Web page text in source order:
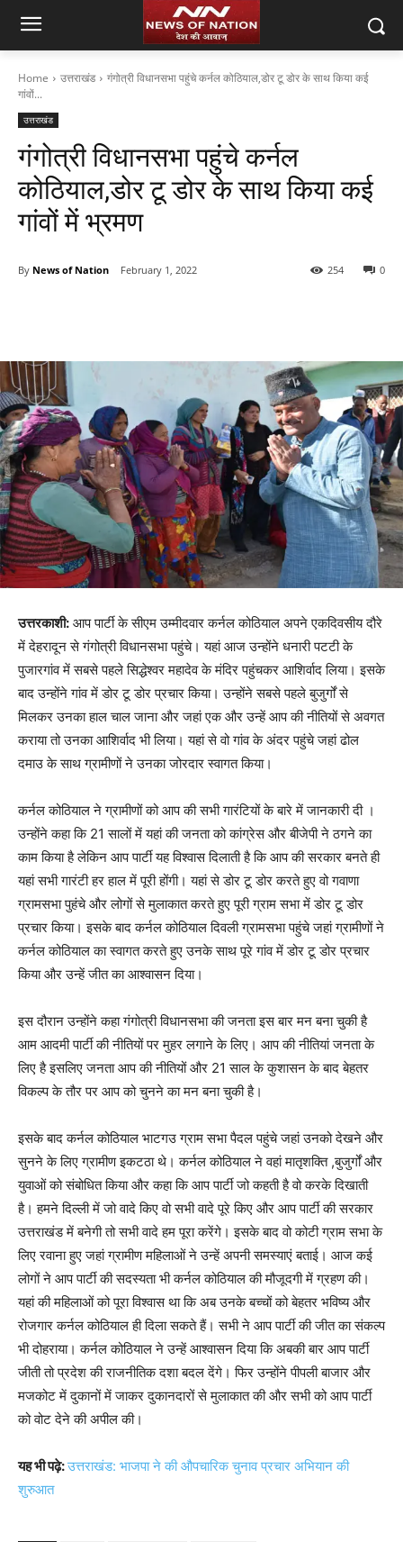
Home उत्तराखंड
गंगोत्री विधानसभा पहुंचे कर्नल कोठियाल,डोर टू डोर के साथ किया कई
गांवों...
उत्तराखंड
गंगोत्री विधानसभा पहुंचे कर्नल
कोठियाल,डोर टू डोर के साथ किया कई
गांवों में भ्रमण
By News of Nation February 1, 2022 0
254
उत्तरकाशी: आप पार्टी के सीएम उम्मीदवार कर्नल कोठियाल अपने एकदिवसीय दौरे
में देहरादून से गंगोत्री विधानसभा पहुंचे। यहां आज उन्होंने धनारी पटटी के
पुजारगांव में सबसे पहले सिद्धेश्वर महादेव के मंदिर पहुंचकर आशिर्वाद लिया। इसके
बाद उन्होंने गांव में डोर टू डोर प्रचार किया। उन्होंने सबसे पहले बुजुर्गों से
मिलकर उनका हाल चाल जाना और जहां एक और उन्हें आप की नीतियों से अवगत
कराया तो उनका आशिर्वाद भी लिया। यहां से वो गांव के अंदर पहुंचे जहां ढोल
दमाउ के साथ ग्रामीणों ने उनका जोरदार स्वागत किया।
कर्नल कोठियाल ने ग्रामीणों को आप की सभी गारंटियों के बारे में जानकारी दी ।
उन्होंने कहा कि 21 सालों में यहां की जनता को कांग्रेस और बीजेपी ने ठगने का
काम किया है लेकिन आप पार्टी यह विश्वास दिलाती है कि आप की सरकार बनते ही
यहां सभी गारंटी हर हाल में पूरी होंगी। यहां से डोर टू डोर करते हुए वो गवाणा
ग्रामसभा पुहंचे और लोगों से मुलाकात करते हुए पूरी ग्राम सभा में डोर टू डोर
प्रचार किया। इसके बाद कर्नल कोठियाल दिवली ग्रामसभा पहुंचे जहां ग्रामीणों ने
कर्नल कोठियाल का स्वागत करते हुए उनके साथ पूरे गांव में डोर टू डोर प्रचार
किया और उन्हें जीत का आश्वासन दिया।
इस दौरान उन्होंने कहा गंगोत्री विधानसभा की जनता इस बार मन बना चुकी है
आम आदमी पार्टी की नीतियों पर मुहर लगाने के लिए। आप की नीतियां जनता के
लिए है इसलिए जनता आप की नीतियों और 21 साल के कुशासन के बाद बेहतर
विकल्प के तौर पर आप को चुनने का मन बना चुकी है।
इसके बाद कर्नल कोठियाल भाटगउ ग्राम सभा पैदल पहुंचे जहां उनको देखने और
सुनने के लिए ग्रामीण इकटठा थे। कर्नल कोठियाल ने वहां मातृशक्ति ,बुजुर्गों और
युवाओं को संबोधित किया और कहा कि आप पार्टी जो कहती है वो करके दिखाती
है। हमने दिल्ली में जो वादे किए वो सभी वादे पूरे किए और आप पार्टी की सरकार
उत्तराखंड में बनेगी तो सभी वादे हम पूरा करेंगे। इसके बाद वो कोटी ग्राम सभा के
लिए रवाना हुए जहां ग्रामीण महिलाओं ने उन्हें अपनी समस्याएं बताई। आज कई
लोगों ने आप पार्टी की सदस्यता भी कर्नल कोठियाल की मौजूदगी में ग्रहण की।
यहां की महिलाओं को पूरा विश्वास था कि अब उनके बच्चों को बेहतर भविष्य और
रोजगार कर्नल कोठियाल ही दिला सकते हैं। सभी ने आप पार्टी की जीत का संकल्प
भी दोहराया। कर्नल कोठियाल ने उन्हें आश्वासन दिया कि अबकी बार आप पार्टी
जीती तो प्रदेश की राजनीतिक दशा बदल देंगे। फिर उन्होंने पीपली बाजार और
मजकोट में दुकानों में जाकर दुकानदारों से मुलाकात की और सभी को आप पार्टी
को वोट देने की अपील की।
यह भी पढ़े:उत्तराखंड: भाजपा ने की औपचारिक चुनाव प्रचार अभियान की
शुरुआत